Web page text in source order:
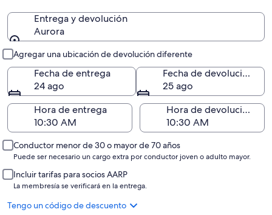
Entrega y devolución
Aurora
Agregar una ubicación de devolución diferente
Fecha de entrega
24 ago
Fecha de devolución
25 ago
Hora de entrega
Hora de devolución
Conductor menor de 30 o mayor de 70 años
Puede ser necesario un cargo extra por conductor joven o adulto mayor.
Incluir tarifas para socios AARP
La membresía se verificará en la entrega.
Tengo un código de descuento